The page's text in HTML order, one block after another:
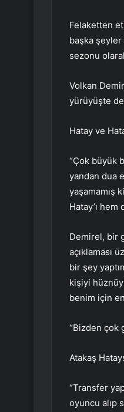
Felaketten
başka şeyler
sezonu
Volkan
yürüyüşte
Hatay ve
“Çok büyük
yandan dua
yaşamamış
Hatay’ı
Demirel, bir
açıklaması
bir şey
kişiyi
benim için
“Bizden çok
Atakaş
“Transfer
oyuncu alıp